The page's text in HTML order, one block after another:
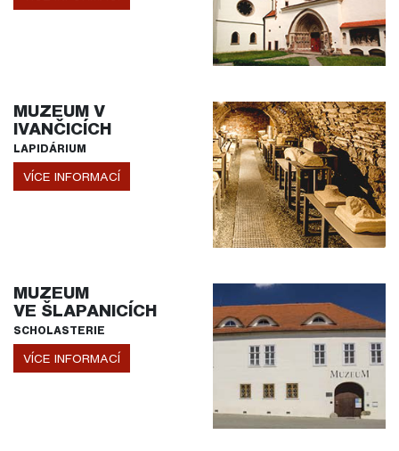
MUZEUM V
IVANČICÍCH
LAPIDÁRIUM
VÍCE INFORMACÍ
MUZEUM
VE ŠLAPANICÍCH
SCHOLASTERIE
VÍCE INFORMACÍ